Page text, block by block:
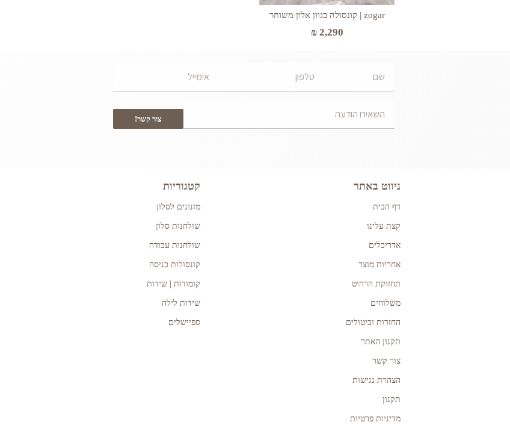
zogar | קונסולה בגוון אלון משוחר
₪2,290
צור קשר!
ניווט באתר
דף הבית
קצת עלינו
אדריכלים
אחריות מוצר
תחזוקת הרהיט
משלוחים
החזרות וביטולים
תקנון האתר
צור קשר
הצהרת נגישות
תקנון
מדיניות פרטיות
קטגוריות
מזנונים לסלון
שולחנות סלון
שולחנות עבודה
קונסולות כניסה
קומודות | שידות
שידות לילה
ספיישלים